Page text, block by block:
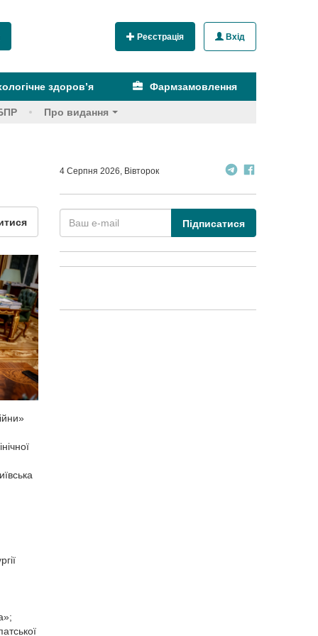
Реєстрація Вхід
здоров’я Фармзамовлення
Про видання
4 Серпня 2026, Вівторок
Підписатися